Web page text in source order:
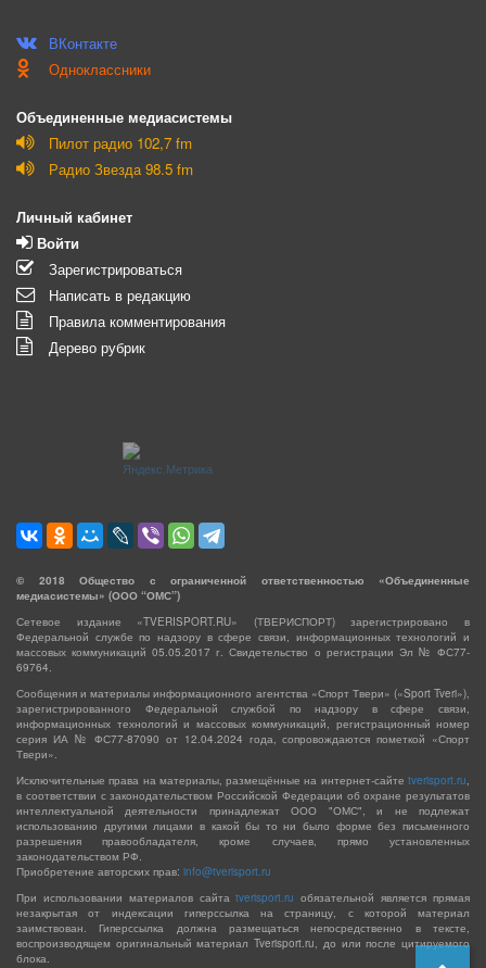
ВКонтакте
Одноклассники
Объединенные медиасистемы
Пилот радио 102,7 fm
Радио Звезда 98.5 fm
Личный кабинет
Войти
Зарегистрироваться
Написать в редакцию
Правила комментирования
Дерево рубрик
© 2018 Общество с ограниченной ответственностью «Объединенные
медиасистемы» (ООО “ОМС”)
Сетевое издание «TVERISPORT.RU» (ТВЕРИСПОРТ) зарегистрировано в
Федеральной службе по надзору в сфере связи, информационных технологий и
массовых коммуникаций 05.05.2017 г. Свидетельство о регистрации Эл № ФС77-
69764.
Сообщения и материалы информационного агентства «Спорт Твери» («Sport Tveri»),
зарегистрированного Федеральной службой по надзору в сфере связи,
информационных технологий и массовых коммуникаций, регистрационный номер
серия ИА № ФС77-87090 от 12.04.2024 года, сопровождаются пометкой «Спорт
Твери».
Исключительные права на материалы, размещённые на интернет-сайте tverisport.ru,
в соответствии с законодательством Российской Федерации об охране результатов
интеллектуальной деятельности принадлежат ООО "ОМС", и не подлежат
использованию другими лицами в какой бы то ни было форме без письменного
разрешения правообладателя, кроме случаев, прямо установленных
законодательством РФ.
Приобретение авторских прав: info@tverisport.ru
При использовании материалов сайтаtverisport.ru обязательной является прямая
незакрытая от индексации гиперссылка на страницу, с которой материал
заимствован. Гиперссылка должна размещаться непосредственно в тексте,
воспроизводящем оригинальный материал Tverisport.ru, до или после цитируемого
блока.